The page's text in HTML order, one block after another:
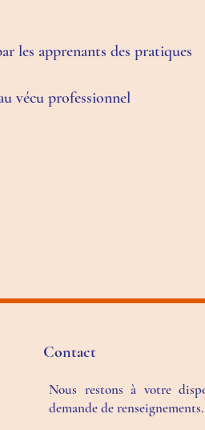
les apprenants des pratiques
vécu professionnel
Contact
Nous restons à votre
demande de renseignements.